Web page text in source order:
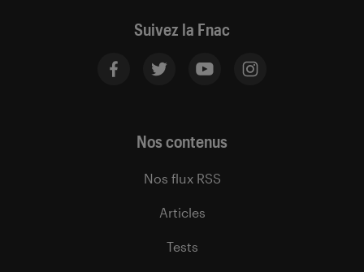
Suivez la Fnac
Nos contenus
Nos flux RSS
Articles
Tests